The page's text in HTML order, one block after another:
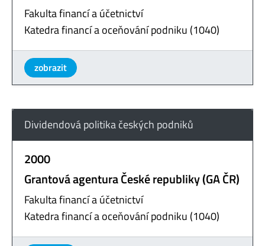
Fakulta financí a účetnictví
Katedra financí a oceňování podniku (1040)
zobrazit
Dividendová politika českých podniků
2000
Grantová agentura České republiky (GA ČR)
Fakulta financí a účetnictví
Katedra financí a oceňování podniku (1040)